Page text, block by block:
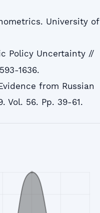
University of
Policy Uncertainty //
1636.
from Russian
Vol. 56. Pp. 39-61.